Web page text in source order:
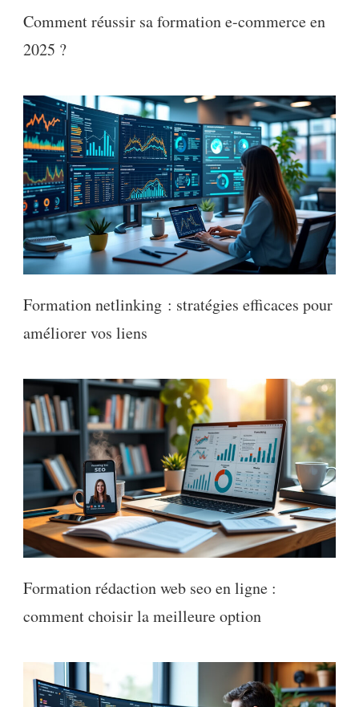
Comment réussir sa formation e-commerce en
2025 ?
Formation netlinking : stratégies efficaces pour
améliorer vos liens
Formation rédaction web seo en ligne :
comment choisir la meilleure option